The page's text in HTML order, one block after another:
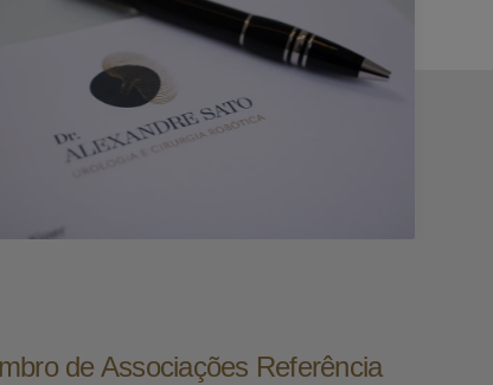
de Associações Referência